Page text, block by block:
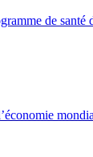
de santé